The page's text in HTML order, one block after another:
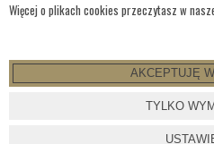
Więcej o plikach cookies przeczytasz w
AKCEPTUJĘ
TYLKO
© WSZELKIE PRAWA